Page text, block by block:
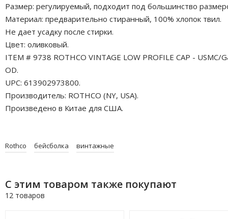
Размер: регулируемый, подходит под большинство
Материал: предварительно стиранный, 100% хлопок твил.
Не дает усадку после стирки.
Цвет: оливковый.
ITEM # 9738 ROTHCO VINTAGE LOW PROFILE CAP - USMC/
OD.
UPC: 613902973800.
Производитель: ROTHCO (NY, USA).
Произведено в Китае для США.
Rothco бейсболка винтажные
С этим товаром также покупают
12 товаров